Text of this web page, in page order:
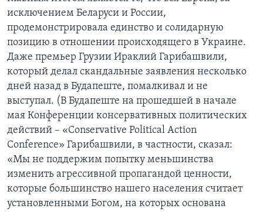
исключением Беларуси и России,
продемонстрировала единство и солидарную
позицию в отношении происходящего в Украине.
Даже премьер Грузии Ираклий Гарибашвили,
который делал скандальные заявления несколько
дней назад в Будапеште, помалкивал и не
выступал. (В Будапеште на прошедшей в начале
мая Конференции консервативных политических
действий – «Conservative Political Action
Conference» Гарибашвили, в частности, сказал:
«Мы не поддержим попытку меньшинства
изменить агрессивной пропагандой ценности,
которые большинство нашего населения считает
установленными Богом, на которых основана